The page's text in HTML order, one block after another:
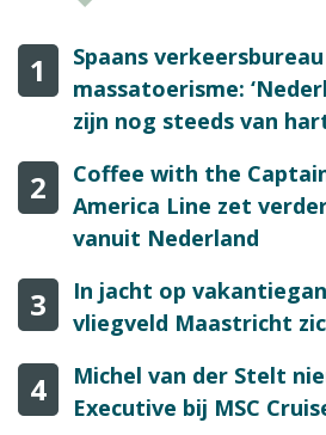
1
Spaans
massatoerisme:
zijn nog steeds van
2
Coffee with the
America Line zet
vanuit Nederland
3
In jacht op
vliegveld Maastricht
4
Michel van der Stelt
Executive bij MSC